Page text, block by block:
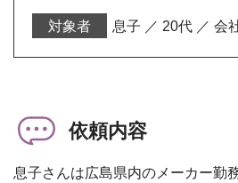
息子 ／ 20代 ／ 会
依頼内容
息子さんは広島県内のメーカー勤